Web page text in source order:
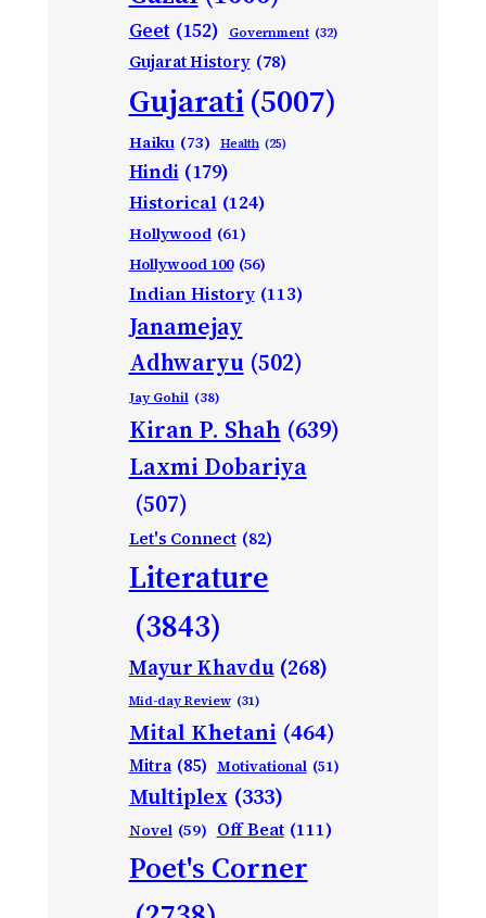
Geet (152) Government (32)
Gujarat History (78)
Gujarati(5007)
Haiku (73) Health (25)
Hindi (179)
Historical (124)
Hollywood (61)
Hollywood 100 (56)
Indian History (113)
Janamejay
Adhwaryu (502)
Jay Gohil (38)
Kiran P. Shah (639)
Laxmi Dobariya
(507)
Let's Connect (82)
Literature
(3843)
Mayur Khavdu (268)
Mid-day Review (31)
Mital Khetani (464)
Mitra (85) Motivational (51)
Multiplex (333)
Novel (59) Off Beat (111)
Poet's Corner